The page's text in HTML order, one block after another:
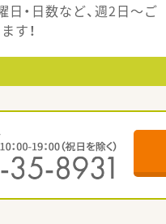
日・日数など、週2日～ご
す！